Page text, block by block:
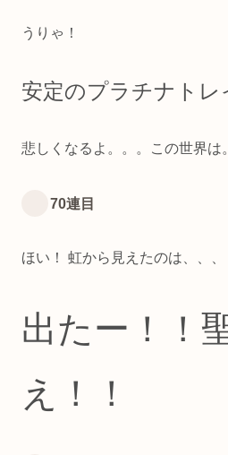
うりゃ！
安定のプラチナトレ
悲しくなるよ。。。この世界は。
70連目
ほい！ 虹から見えたのは、、、
出た ー！ ！
え！！